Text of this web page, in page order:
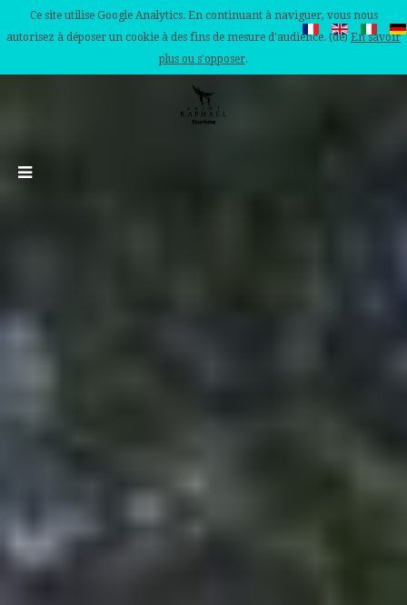
Ce site utilise Google Analytics. En continuant à naviguer, vous nous
autorisez à déposer un cookie à des fins de mesure d'audience. (de) En savoir
plus ou s'opposer.